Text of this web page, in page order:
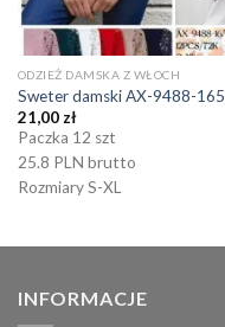
ODZIEŻ DAMSKA Z WŁOCH
Sweter damski AX-9488-165
21,00 zł
Paczka 12 szt
25.8 PLN brutto
Rozmiary S-XL
INFORMACJE